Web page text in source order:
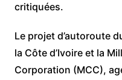
critiquées.
Le projet d’autoroute
la Côte d’Ivoire et la
Corporation (MCC),